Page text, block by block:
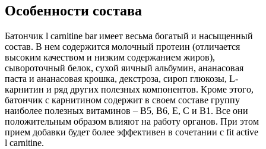
Особенности состава
Батончик l carnitine bar имеет весьма богатый и насыщенный
состав. В нем содержится молочный протеин (отличается
высоким качеством и низким содержанием жиров),
сывороточный белок, сухой яичный альбумин, ананасовая
паста и ананасовая крошка, декстроза, сироп глюкозы, L-
карнитин и ряд других полезных компонентов. Кроме этого,
батончик с карнитином содержит в своем составе группу
наиболее полезных витаминов – В5, В6, Е, С и В1. Все они
положительным образом влияют на работу органов. При этом
прием добавки будет более эффективен в сочетании с fit active
l carnitine.